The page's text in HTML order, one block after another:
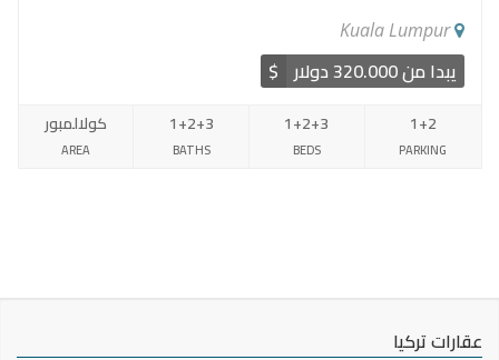
Kuala Lumpur
يبدا من 320.000 دولار $
كولالمبور
AREA
1+2+3
BATHS
1+2+3
BEDS
1+2
PARKING
عقارات تركيا